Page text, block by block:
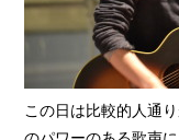
この日は比較的人通